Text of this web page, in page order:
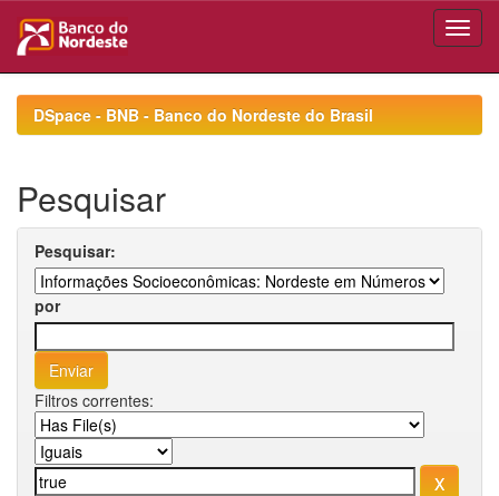
navigationDSpace - BNB - Banco do Nordeste do Brasil
Pesquisar
Pesquisar:
por
Filtros correntes: